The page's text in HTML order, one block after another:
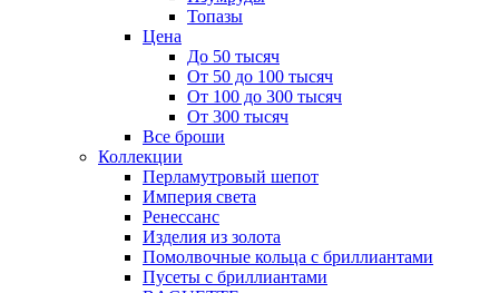
Топазы
Цена
До 50 тысяч
От 50 до 100 тысяч
От 100 до 300 тысяч
От 300 тысяч
Все броши
Коллекции
Перламутровый шепот
Империя света
Ренессанс
Изделия из золота
Помолвочные кольца с бриллиантами
Пусеты с бриллиантами